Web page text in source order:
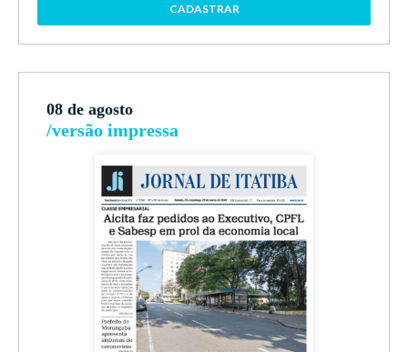
CADASTRAR
08 de agosto
/versão impressa